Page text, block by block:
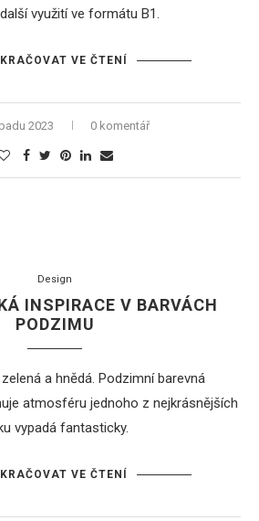
využití ve formátu B1.
VE ČTENÍ
2023 0 komentář
Design
INSPIRACE V BARVÁCH
PODZIMU
a hnědá. Podzimní barevná
atmosféru jednoho z nejkrásnějších
vypadá fantasticky.
VE ČTENÍ